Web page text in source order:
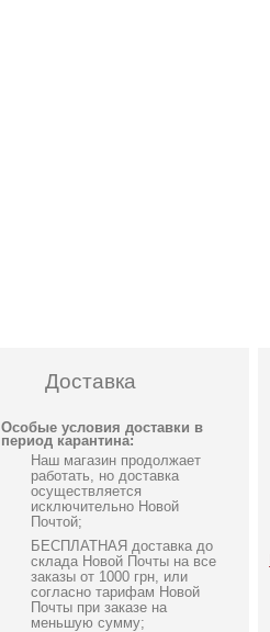
Доставка
Особые условия доставки в
период карантина:
Наш магазин продолжает
работать, но доставка
осуществляется
исключительно Новой
Почтой;
БЕСПЛАТНАЯ доставка до
склада Новой Почты на все
заказы от 1000 грн, или
согласно тарифам Новой
Почты при заказе на
меньшую сумму;